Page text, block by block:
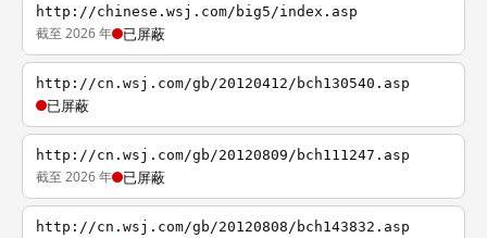
http://chinese.wsj.com/big5/index.asp
截至 2026 年 已屏蔽
http://cn.wsj.com/gb/20120412/bch130540.asp
已屏蔽
http://cn.wsj.com/gb/20120809/bch111247.asp
截至 2026 年 已屏蔽
http://cn.wsj.com/gb/20120808/bch143832.asp